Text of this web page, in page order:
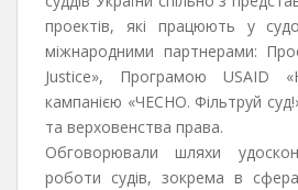
проектів, які працюють у
міжнародними партнерами:
Justice», Програмою USAID
кампанією «ЧЕСНО. Фільтруй
та верховенства права.
Обговорювали шляхи
роботи судів, зокрема в